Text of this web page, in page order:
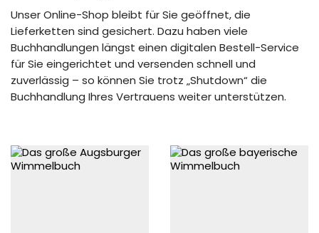
Unser Online-Shop bleibt für Sie geöffnet, die
Lieferketten sind gesichert. Dazu haben viele
Buchhandlungen längst einen digitalen Bestell-Service
für Sie eingerichtet und versenden schnell und
zuverlässig – so können Sie trotz „Shutdown“ die
Buchhandlung Ihres Vertrauens weiter unterstützen.